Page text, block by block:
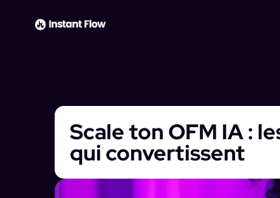
Scale ton OFM IA :
qui convertissent